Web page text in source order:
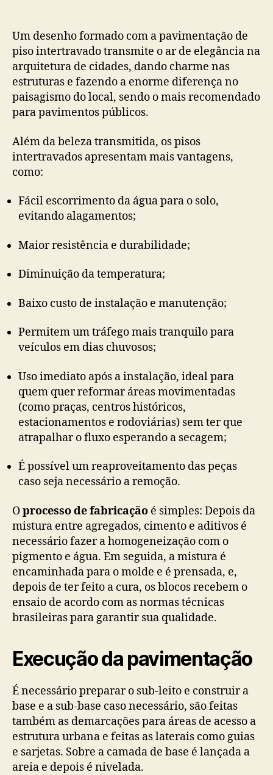
Um desenho formado com a pavimentação de
piso intertravado transmite o ar de elegância na
arquitetura de cidades, dando charme nas
estruturas e fazendo a enorme diferença no
paisagismo do local, sendo o mais recomendado
para pavimentos públicos.
Além da beleza transmitida, os pisos
intertravados apresentam mais vantagens,
como:
Fácil escorrimento da água para o solo,
evitando alagamentos;
Maior resistência e durabilidade;
Diminuição da temperatura;
Baixo custo de instalação e manutenção;
Permitem um tráfego mais tranquilo para
veículos em dias chuvosos;
Uso imediato após a instalação, ideal para
quem quer reformar áreas movimentadas
(como praças, centros históricos,
estacionamentos e rodoviárias) sem ter que
atrapalhar o fluxo esperando a secagem;
É possível um reaproveitamento das peças
caso seja necessário a remoção.
Oprocesso de fabricação é simples: Depois da
mistura entre agregados, cimento e aditivos é
necessário fazer a homogeneização com o
pigmento e água. Em seguida, a mistura é
encaminhada para o molde e é prensada, e,
depois de ter feito a cura, os blocos recebem o
ensaio de acordo com as normas técnicas
brasileiras para garantir sua qualidade.
Execução da pavimentação
É necessário preparar o sub-leito e construir a
base e a sub-base caso necessário, são feitas
também as demarcações para áreas de acesso a
estrutura urbana e feitas as laterais como guias
e sarjetas. Sobre a camada de base é lançada a
areia e depois é nivelada.